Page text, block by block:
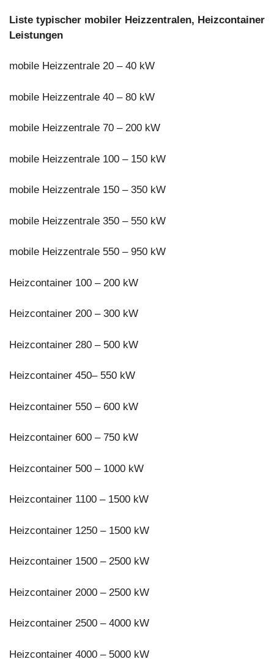
Liste typischer mobiler Heizzentralen, Heizcontainer
Leistungen
mobile Heizzentrale 20 – 40 kW
mobile Heizzentrale 40 – 80 kW
mobile Heizzentrale 70 – 200 kW
mobile Heizzentrale 100 – 150 kW
mobile Heizzentrale 150 – 350 kW
mobile Heizzentrale 350 – 550 kW
mobile Heizzentrale 550 – 950 kW
Heizcontainer 100 – 200 kW
Heizcontainer 200 – 300 kW
Heizcontainer 280 – 500 kW
Heizcontainer 450– 550 kW
Heizcontainer 550 – 600 kW
Heizcontainer 600 – 750 kW
Heizcontainer 500 – 1000 kW
Heizcontainer 1100 – 1500 kW
Heizcontainer 1250 – 1500 kW
Heizcontainer 1500 – 2500 kW
Heizcontainer 2000 – 2500 kW
Heizcontainer 2500 – 4000 kW
Heizcontainer 4000 – 5000 kW